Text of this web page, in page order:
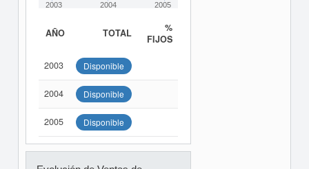
2003 2004 2005
AÑO TOTAL
%
FIJOS
2003 Disponible
2004 Disponible
2005 Disponible